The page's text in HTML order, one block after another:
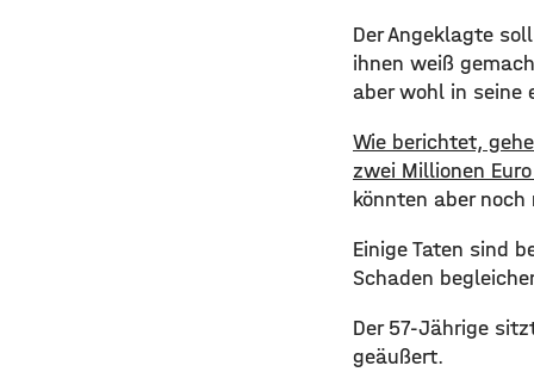
​Der Angeklagte
ihnen weiß
aber wohl in seine
​Wie berichtet,
zwei Millionen
könnten aber noch
​Einige Taten sind
Schaden
​Der 57-Jährige
geäußert.